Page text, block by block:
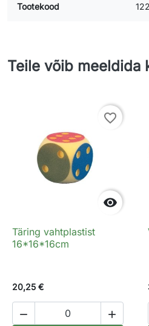
Tootekood
Teile võib meeldida

favorite_border
Täring vahtplastist
16*16*16cm
20,25 €
 